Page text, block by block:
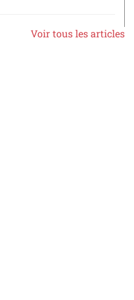
Voir tous les articles